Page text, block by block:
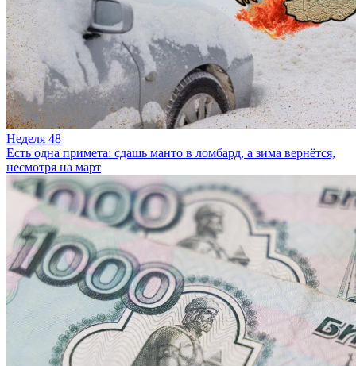
Неделя 48
Есть одна примета: сдашь манто в ломбард, а зима вернётся,
несмотря на март